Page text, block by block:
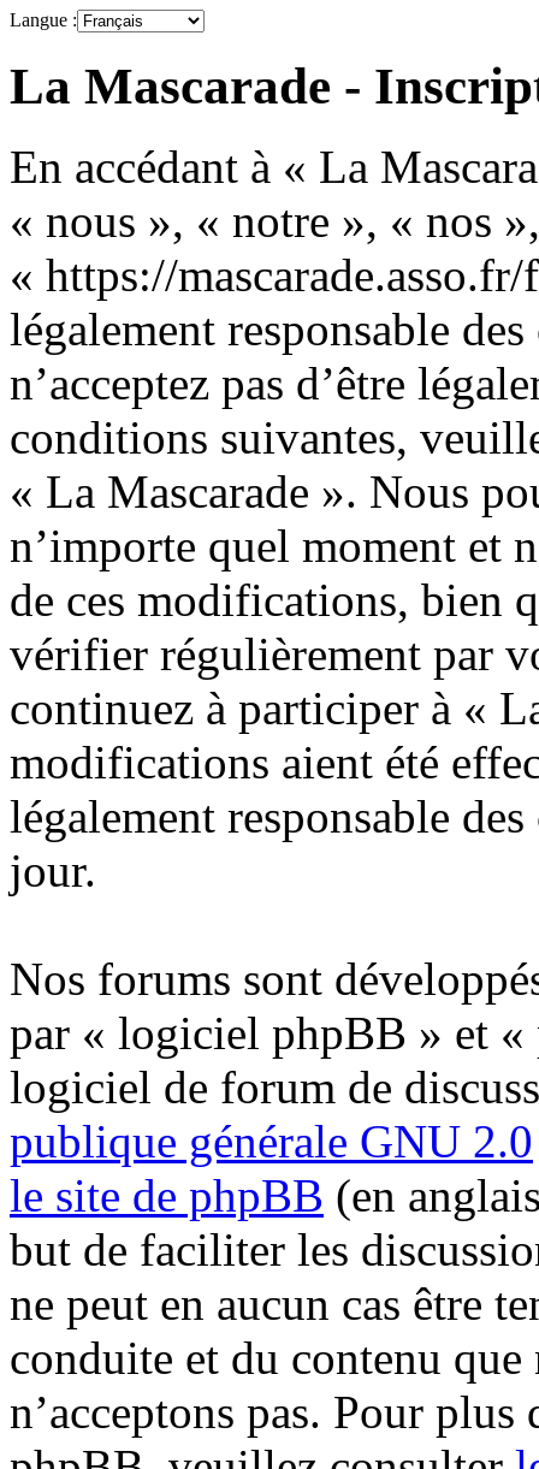
Langue :
La Mascarade -
En accédant à « La
« nous », « notre », « nos
« https://
légalement responsable
n’acceptez pas d’être
conditions suivantes,
« La Mascarade ». Nous
n’importe quel moment et
de ces modifications, bien
vérifier régulièrement par
continuez à participer à «
modifications aient été
légalement responsable
jour.
Nos forums sont
par « logiciel phpBB » et
logiciel de forum de
publique générale GNU 2.0
le site de phpBB (en
but de faciliter les
ne peut en aucun cas être
conduite et du contenu que
n’acceptons pas. Pour